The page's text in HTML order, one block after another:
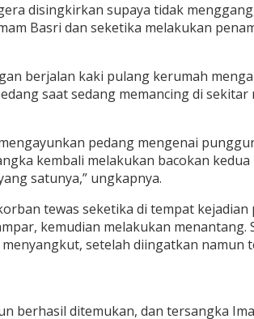
disingkirkan supaya tidak
Basri dan seketika melakukan
berjalan kaki pulang kerumah
saat sedang memancing di
pedang mengenai
kembali melakukan bacokan
satunya,” ungkapnya.
tewas seketika di tempat kejadian
kemudian melakukan menantang.
setelah diingatkan namun
berhasil ditemukan, dan tersangka